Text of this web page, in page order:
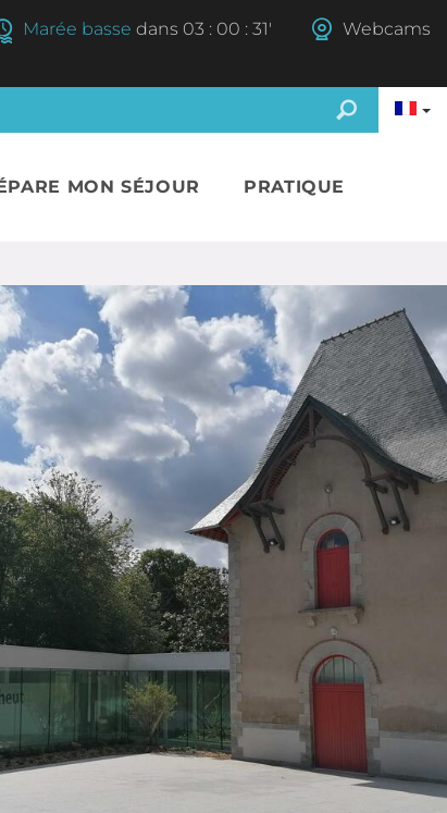
Marée basse dans 03 : 00 : 29' Webcams
MON SÉJOUR PRATIQUE